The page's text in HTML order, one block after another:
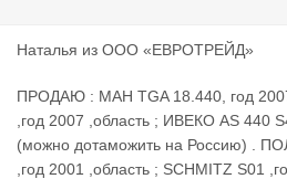
Наталья из ООО «ЕВРОТРЕЙД»
ПРОДАЮ : МАН TGA 18.440, год
,год 2007 ,область ; ИВЕКО AS 440
(можно дотаможить на Россию) .
,год 2001 ,область ; SCHMITZ S01